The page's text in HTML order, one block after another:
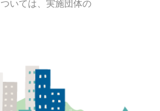
ついては、実施団体の